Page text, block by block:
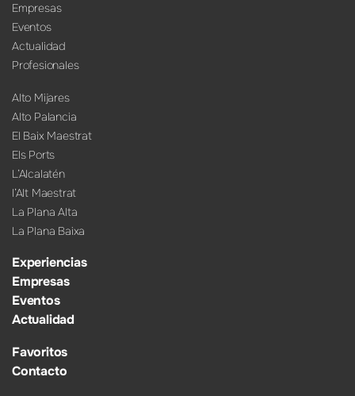
Empresas
Eventos
Actualidad
Profesionales
Alto Mijares
Alto Palancia
El Baix Maestrat
Els Ports
L’Alcalatén
l’Alt Maestrat
La Plana Alta
La Plana Baixa
Experiencias
Empresas
Eventos
Actualidad
Favoritos
Contacto